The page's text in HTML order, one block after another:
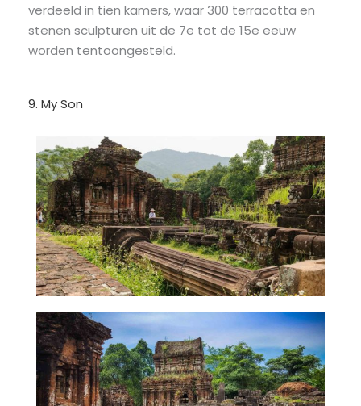
verdeeld in tien kamers, waar 300 terracotta en
stenen sculpturen uit de 7e tot de 15e eeuw
worden tentoongesteld.
9. My Son